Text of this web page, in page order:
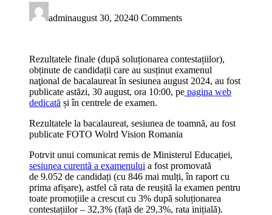
adminaugust 30, 20240 Comments
Rezultatele finale (după soluționarea contestațiilor),
obținute de candidații care au susținut examenul
naţional de bacalaureat în sesiunea august 2024, au fost
publicate astăzi, 30 august, ora 10:00, pe pagina web
dedicată și în centrele de examen.
Rezultatele la bacalaureat, sesiunea de toamnă, au fost
publicate FOTO Wolrd Vision Romania
Potrvit unui comunicat remis de Ministerul Educației,
sesiunea curentă a examenului a fost promovată
de 9.052 de candidați (cu 846 mai mulți, în raport cu
prima afișare), astfel că rata de reușită la examen pentru
toate promoțiile a crescut cu 3% după soluționarea
contestațiilor – 32,3% (față de 29,3%, rata inițială).